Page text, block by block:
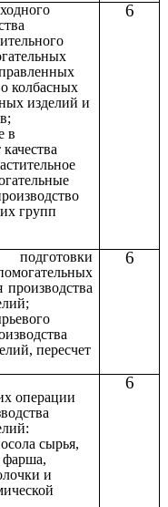
колбасных
изделий и
в
групп
6
производства
пересчет
6
операции
сырья,
фарша,
и
6